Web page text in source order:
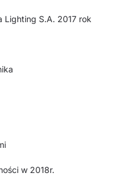
Lighting S.A. 2017 rok
w 2018r.